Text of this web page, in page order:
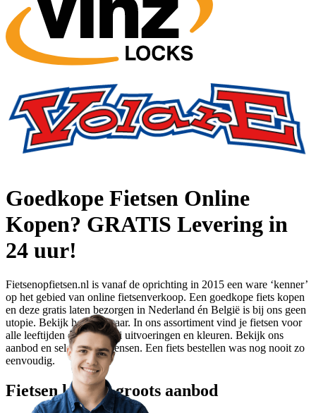
Goedkope Fietsen Online
Kopen? GRATIS Levering in
24 uur!
Fietsenopfietsen.nl is vanaf de oprichting in 2015 een ware ‘kenner’
op het gebied van online fietsenverkoop. Een goedkope fiets kopen
en deze gratis laten bezorgen in Nederland én België is bij ons geen
utopie. Bekijk het zelf maar. In ons assortiment vind je fietsen voor
alle leeftijden en in allerlei uitvoeringen en kleuren. Bekijk ons
aanbod en selecteer je wensen. Een fiets bestellen was nog nooit zo
eenvoudig.
Fietsen kopen: groots aanbod